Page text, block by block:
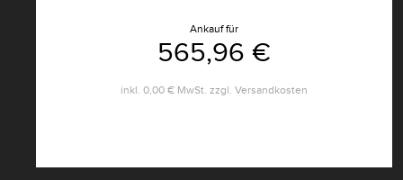
Ankauf für
565,96 €
inkl. 0,00 € MwSt. zzgl. Versandkosten